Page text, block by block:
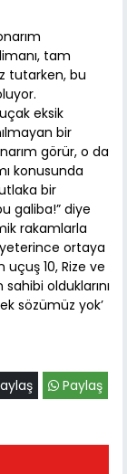
tam
tutarken, bu
eksik
bir
görür, o da
konusunda
bir
galiba!” diye
rakamlarla
yeterince ortaya
10, Rize ve
olduklarını
sözümüz yok’
Paylaş